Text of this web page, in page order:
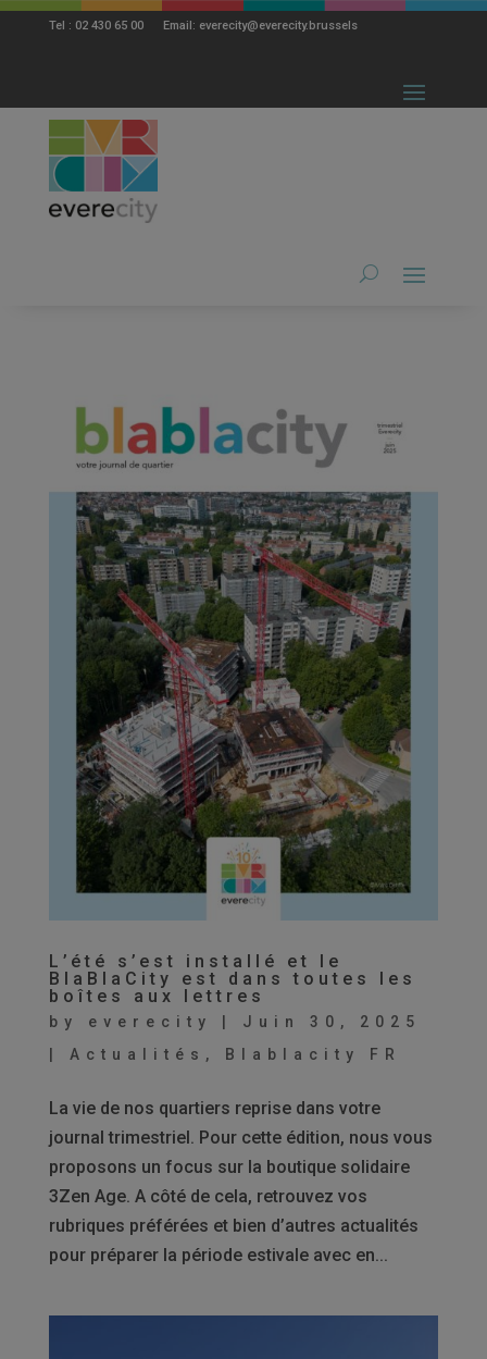
Tel : 02 430 65 00 Email: everecity@everecity.brussels
L’été s’est installé et le
BlaBlaCity est dans toutes les
boîtes aux lettres
by everecity
Juin 30, 2025
Actualités , Blablacity FR
La vie de nos quartiers reprise dans votre
journal trimestriel. Pour cette édition, nous vous
proposons un focus sur la boutique solidaire
3Zen Age. A côté de cela, retrouvez vos
rubriques préférées et bien d’autres actualités
pour préparer la période estivale avec en...
modal-check